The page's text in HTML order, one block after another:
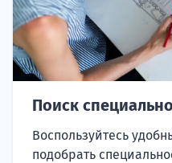
Поиск
Воспользуйтесь
подобрать